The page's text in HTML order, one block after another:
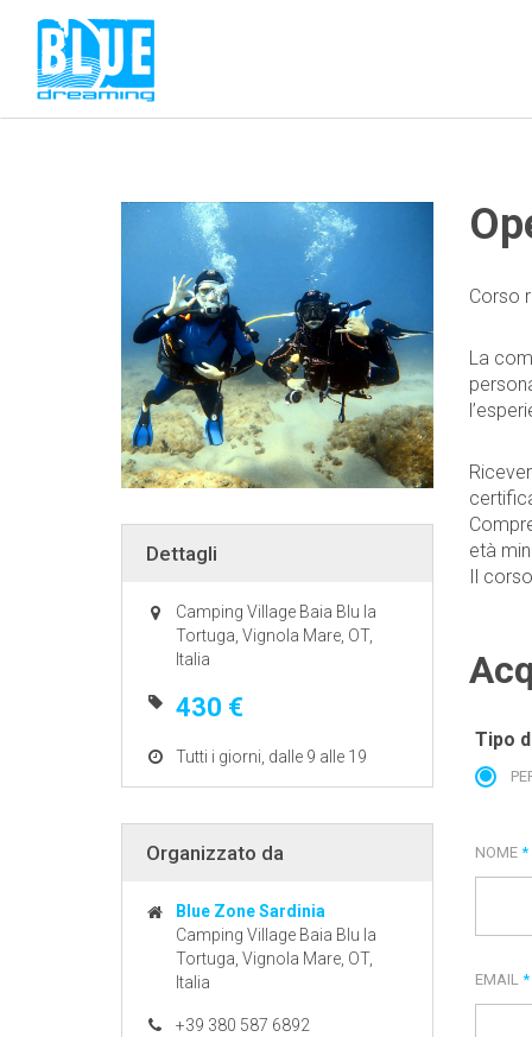
Dettagli
Camping Village Baia Blu la
Tortuga, Vignola Mare, OT,
Italia
430 €
Tutti i giorni, dalle 9 alle 19
Organizzato da
Blue Zone Sardinia
Camping Village Baia Blu la
Tortuga, Vignola Mare, OT,
Italia
+39 380 587 6892
Corso
La
età
Il
Tipo
NOME *
EMAIL *